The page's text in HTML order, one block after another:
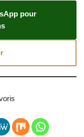
pour